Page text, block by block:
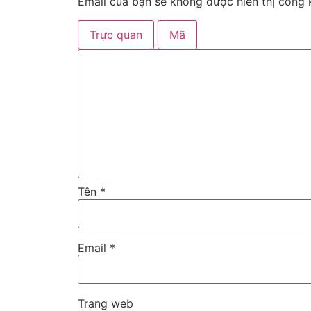
Trực quan Mã
Tên *
Email *
Trang web